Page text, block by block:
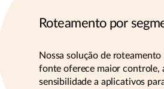
Roteamento por
Nossa solução de roteamento
fonte oferece maior controle,
sensibilidade a aplicativos